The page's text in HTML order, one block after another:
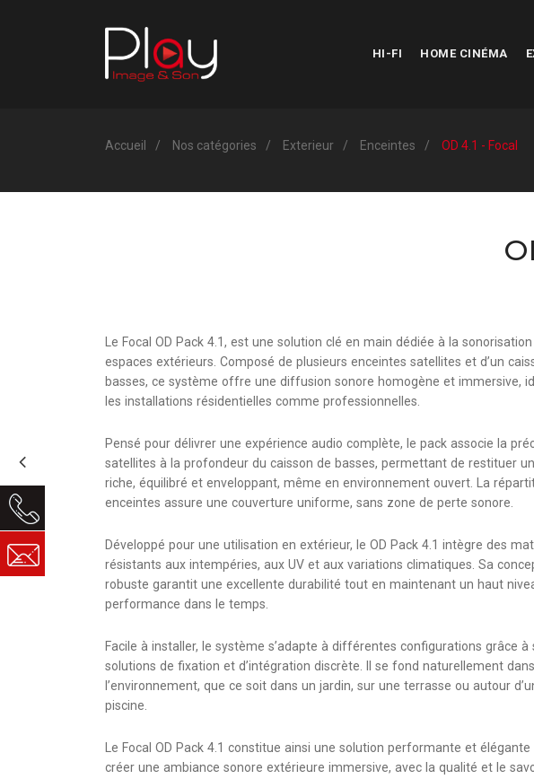
HI-FI HOME CINÉMA
Accueil Nos catégories Exterieur Enceintes OD 4.1 - Focal
Le Focal OD Pack 4.1, est une solution clé en main dédiée à la
espaces extérieurs. Composé de plusieurs enceintes satellites et d’un
basses, ce système offre une diffusion sonore homogène et immersive,
les installations résidentielles comme professionnelles.
Pensé pour délivrer une expérience audio complète, le pack associe la
satellites à la profondeur du caisson de basses, permettant de restituer
riche, équilibré et enveloppant, même en environnement ouvert. La
enceintes assure une couverture uniforme, sans zone de perte sonore.
Développé pour une utilisation en extérieur, le OD Pack 4.1 intègre des
résistants aux intempéries, aux UV et aux variations climatiques. Sa
robuste garantit une excellente durabilité tout en maintenant un haut
performance dans le temps.
Facile à installer, le système s’adapte à différentes configurations grâce à
solutions de fixation et d’intégration discrète. Il se fond naturellement dans
l’environnement, que ce soit dans un jardin, sur une terrasse ou autour
piscine.
Le Focal OD Pack 4.1 constitue ainsi une solution performante et élégante
créer une ambiance sonore extérieure immersive, avec la qualité et le